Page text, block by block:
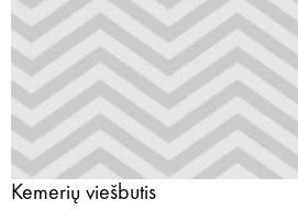
Kemerių viešbutis